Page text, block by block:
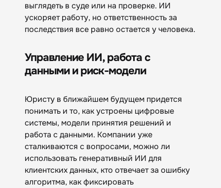
выглядеть в суде или на проверке. ИИ
ускоряет работу, но ответственность за
последствия все равно остается у человека.
Управление ИИ, работа с
данными и риск-модели
Юристу в ближайшем будущем придется
понимать и то, как устроены цифровые
системы, модели принятия решений и
работа с данными. Компании уже
сталкиваются с вопросами, можно ли
использовать генеративный ИИ для
клиентских данных, кто отвечает за ошибку
алгоритма, как фиксировать